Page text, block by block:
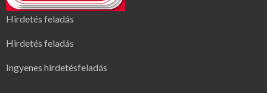
Hirdetés feladás
Hirdetés feladás
Ingyenes hirdetésfeladás